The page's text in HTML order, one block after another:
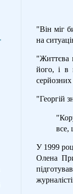
"Він міг
на
"Життєва
його, і в
"Георгій
все,
У 1999
Олена